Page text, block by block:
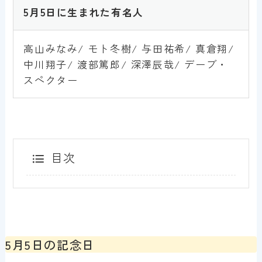
5月5日に生まれた有名人
高山みなみ/ モト冬樹/ 与田祐希/ 真倉翔/
中川翔子/ 渡部篤郎/ 深澤辰哉/ デーブ・
スペクター
目次
5月5日の記念日